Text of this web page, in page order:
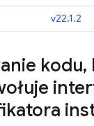
v22.1.2
kodu,